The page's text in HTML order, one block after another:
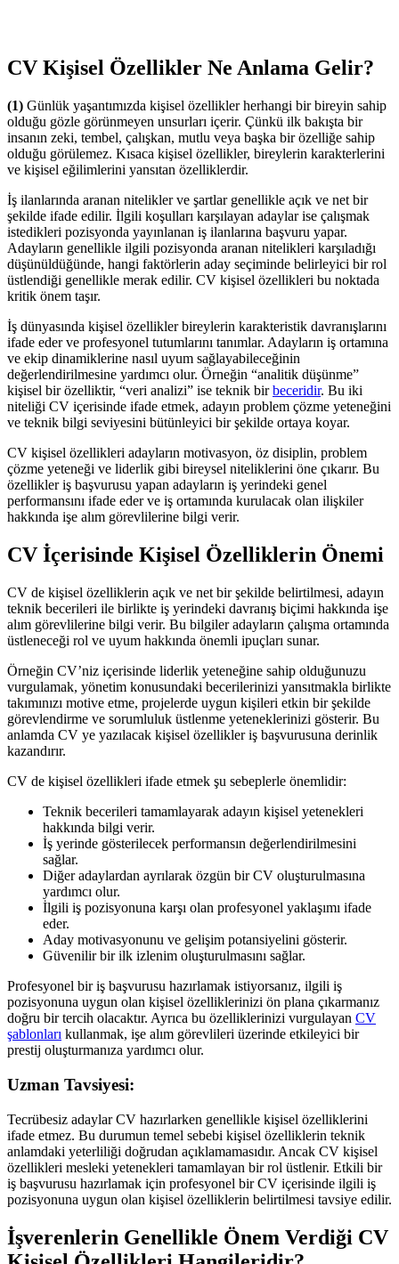
CV Kişisel Özellikler Ne Anlama Gelir?
(1) Günlük yaşantımızda kişisel özellikler herhangi bir bireyin sahip
olduğu gözle görünmeyen unsurları içerir. Çünkü ilk bakışta bir
insanın zeki, tembel, çalışkan, mutlu veya başka bir özelliğe sahip
olduğu görülemez. Kısaca kişisel özellikler, bireylerin karakterlerini
ve kişisel eğilimlerini yansıtan özelliklerdir.
İş ilanlarında aranan nitelikler ve şartlar genellikle açık ve net bir
şekilde ifade edilir. İlgili koşulları karşılayan adaylar ise çalışmak
istedikleri pozisyonda yayınlanan iş ilanlarına başvuru yapar.
Adayların genellikle ilgili pozisyonda aranan nitelikleri karşıladığı
düşünüldüğünde, hangi faktörlerin aday seçiminde belirleyici bir rol
üstlendiği genellikle merak edilir. CV kişisel özellikleri bu noktada
kritik önem taşır.
İş dünyasında kişisel özellikler bireylerin karakteristik davranışlarını
ifade eder ve profesyonel tutumlarını tanımlar. Adayların iş ortamına
ve ekip dinamiklerine nasıl uyum sağlayabileceğinin
değerlendirilmesine yardımcı olur. Örneğin “analitik düşünme”
kişisel bir özelliktir, “veri analizi” ise teknik birbeceridir. Bu iki
niteliği CV içerisinde ifade etmek, adayın problem çözme yeteneğini
ve teknik bilgi seviyesini bütünleyici bir şekilde ortaya koyar.
CV kişisel özellikleri adayların motivasyon, öz disiplin, problem
çözme yeteneği ve liderlik gibi bireysel niteliklerini öne çıkarır. Bu
özellikler iş başvurusu yapan adayların iş yerindeki genel
performansını ifade eder ve iş ortamında kurulacak olan ilişkiler
hakkında işe alım görevlilerine bilgi verir.
CV İçerisinde Kişisel Özelliklerin Önemi
CV de kişisel özelliklerin açık ve net bir şekilde belirtilmesi, adayın
teknik becerileri ile birlikte iş yerindeki davranış biçimi hakkında işe
alım görevlilerine bilgi verir. Bu bilgiler adayların çalışma ortamında
üstleneceği rol ve uyum hakkında önemli ipuçları sunar.
Örneğin CV’niz içerisinde liderlik yeteneğine sahip olduğunuzu
vurgulamak, yönetim konusundaki becerilerinizi yansıtmakla birlikte
takımınızı motive etme, projelerde uygun kişileri etkin bir şekilde
görevlendirme ve sorumluluk üstlenme yeteneklerinizi gösterir. Bu
anlamda CV ye yazılacak kişisel özellikler iş başvurusuna derinlik
kazandırır.
CV de kişisel özellikleri ifade etmek şu sebeplerle önemlidir:
Teknik becerileri tamamlayarak adayın kişisel yetenekleri
hakkında bilgi verir.
İş yerinde gösterilecek performansın değerlendirilmesini
sağlar.
Diğer adaylardan ayrılarak özgün bir CV oluşturulmasına
yardımcı olur.
İlgili iş pozisyonuna karşı olan profesyonel yaklaşımı ifade
eder.
Aday motivasyonunu ve gelişim potansiyelini gösterir.
Güvenilir bir ilk izlenim oluşturulmasını sağlar.
Profesyonel bir iş başvurusu hazırlamak istiyorsanız, ilgili iş
pozisyonuna uygun olan kişisel özelliklerinizi ön plana çıkarmanız
doğru bir tercih olacaktır. Ayrıca bu özelliklerinizi vurgulayan CV
şablonları kullanmak, işe alım görevlileri üzerinde etkileyici bir
prestij oluşturmanıza yardımcı olur.
Uzman Tavsiyesi:
Tecrübesiz adaylar CV hazırlarken genellikle kişisel özelliklerini
ifade etmez. Bu durumun temel sebebi kişisel özelliklerin teknik
anlamdaki yeterliliği doğrudan açıklamamasıdır. Ancak CV kişisel
özellikleri mesleki yetenekleri tamamlayan bir rol üstlenir. Etkili bir
iş başvurusu hazırlamak için profesyonel bir CV içerisinde ilgili iş
pozisyonuna uygun olan kişisel özelliklerin belirtilmesi tavsiye edilir.
İşverenlerin Genellikle Önem Verdiği CV